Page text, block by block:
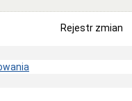
Rejestr zmian